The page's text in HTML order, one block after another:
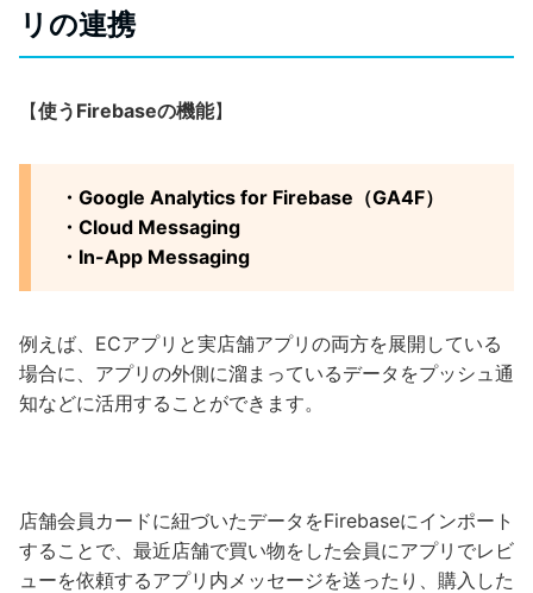
リの連携
【使うFirebaseの機能】
・Google Analytics for Firebase（GA4F）
・Cloud Messaging
・In-App Messaging
例えば、ECアプリと実店舗アプリの両方を展開している
場合に、アプリの外側に溜まっているデータをプッシュ通
知などに活用することができます。
店舗会員カードに紐づいたデータをFirebaseにインポート
することで、最近店舗で買い物をした会員にアプリでレビ
ューを依頼するアプリ内メッセージを送ったり、購入した